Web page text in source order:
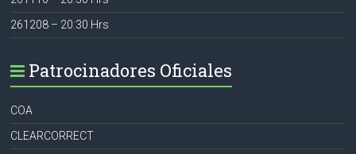
261208 – 20:30 Hrs
Patrocinadores Oficiales
COA
CLEARCORRECT